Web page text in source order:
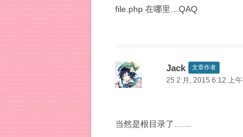
file.php 在哪里…QAQ
Jack 文章作者
25 2 月, 2015 6:12 上午
当然是根目录了……